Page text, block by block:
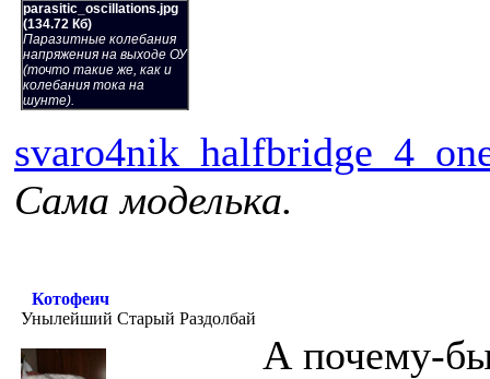
parasitic_oscillations.jpg
(134.72 Кб)
Паразитные колебания
напряжения на выходе ОУ
(точто такие же, как и
колебания тока на
шунте).
Сама моделька.
Котофеич
Унылейший Старый Раздолбай
А почему-